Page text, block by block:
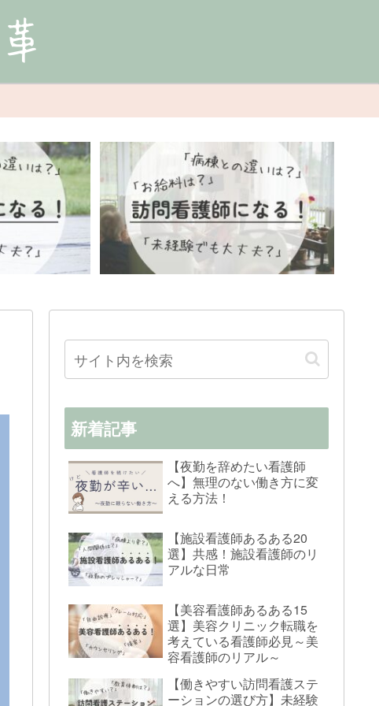
新着記事
【夜勤を辞めたい看護師
へ】無理のない働き方に変
える方法！
【施設看護師あるある20
選】共感！施設看護師のリ
アルな日常
【美容看護師あるある15
選】美容クリニック転職を
考えている看護師必見～美
容看護師のリアル～
【働きやすい訪問看護ステ
ーションの選び方】未経験